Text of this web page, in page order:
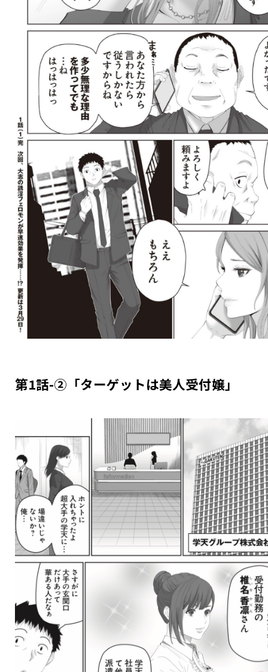
第1話-②「ターゲットは美人受付嬢」